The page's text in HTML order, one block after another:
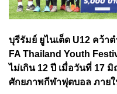
บุรีรัมย์ ยูไนเต็ด U12 คว้
FA Thailand Youth
ไม่เกิน 12 ปี เมื่อวันที่ 17
ศักยภาพกีฬาฟุตบอล ภาย